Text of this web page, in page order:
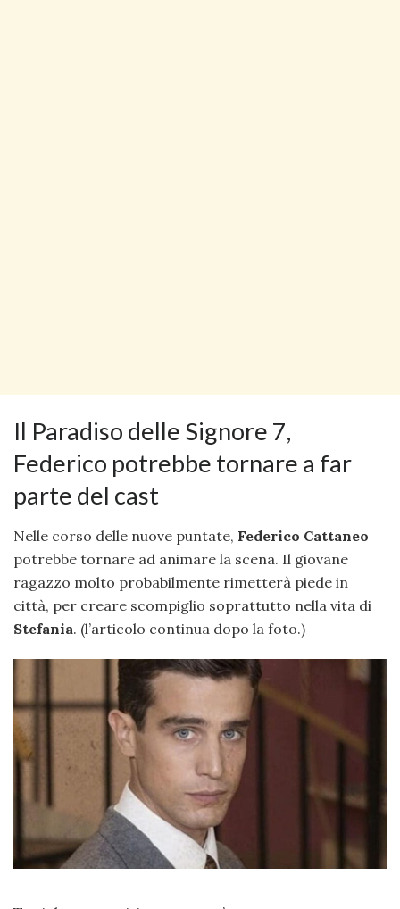
Il Paradiso delle Signore 7,
Federico potrebbe tornare a far
parte del cast
Nelle corso delle nuove puntate, Federico Cattaneo
potrebbe tornare ad animare la scena. Il giovane
ragazzo molto probabilmente rimetterà piede in
città, per creare scompiglio soprattutto nella vita di
Stefania. (l’articolo continua dopo la foto.)